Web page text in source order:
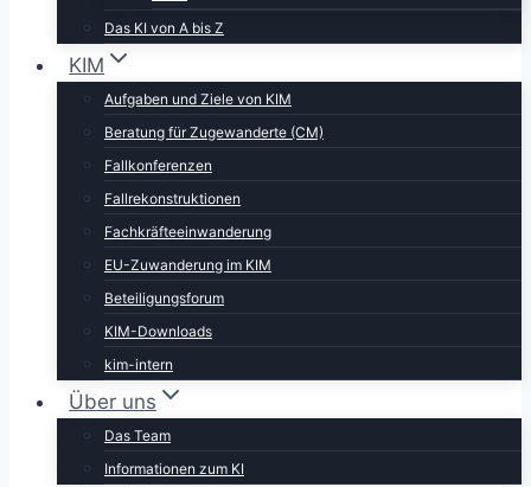
Das KI von A bis Z
KIM
Aufgaben und Ziele von KIM
Beratung für Zugewanderte (CM)
Fallkonferenzen
Fallrekonstruktionen
Fachkräfteeinwanderung
EU-Zuwanderung im KIM
Beteiligungsforum
KIM-Downloads
kim-intern
Über uns
Das Team
Informationen zum KI